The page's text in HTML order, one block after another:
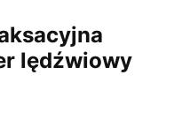
lędźwiowy